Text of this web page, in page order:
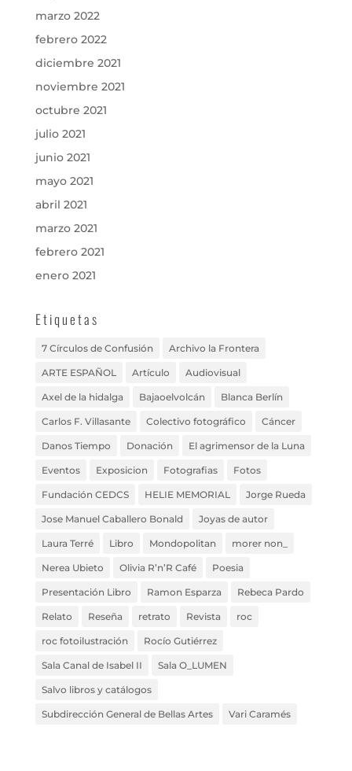
marzo 2022
febrero 2022
diciembre 2021
noviembre 2021
octubre 2021
julio 2021
junio 2021
mayo 2021
abril 2021
marzo 2021
febrero 2021
enero 2021
Etiquetas
7 Círculos de Confusión Archivo la Frontera
ARTE ESPAÑOL Artículo Audiovisual
Axel de la hidalga Bajaoelvolcán Blanca Berlín
Carlos F. Villasante Colectivo fotográfico Cáncer
Danos Tiempo Donación El agrimensor de la Luna
Eventos Exposicion Fotografias Fotos
Fundación CEDCS HELIE MEMORIAL Jorge Rueda
Jose Manuel Caballero Bonald Joyas de autor
Laura Terré Libro Mondopolitan morer non_
Nerea Ubieto Olivia R’n’R Café Poesia
Presentación Libro Ramon Esparza Rebeca Pardo
Relato Reseña retrato Revista roc
roc fotoilustración Rocío Gutiérrez
Sala Canal de Isabel II Sala O_LUMEN
Salvo libros y catálogos
Subdirección General de Bellas Artes Vari Caramés